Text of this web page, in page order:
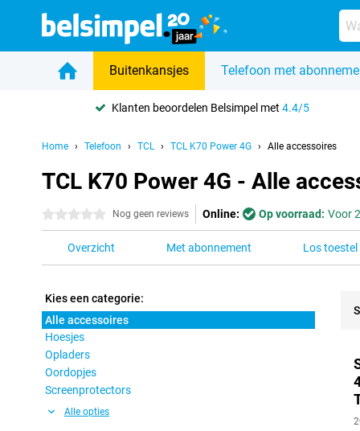
Buitenkansjes Telefoon met
Klanten beoordelen Belsimpel met4.4/5
Home Telefoon TCL TCL K70 Power 4G Alle accessoires
TCL K70 Power 4G - Alle
0 sterren Nog geen reviews Online: Op voorraad: Voor
Overzicht Met abonnement Los toestel
Kies een categorie:
Alle accessoires
Hoesjes
Opladers
Oordopjes
Screenprotectors
Alle opties